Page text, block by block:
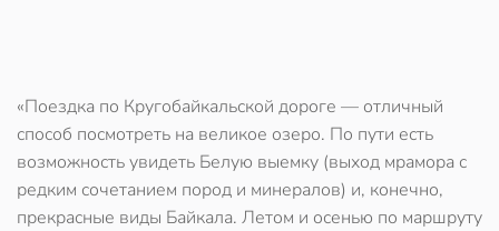
«Поездка по Кругобайкальской дороге — отличный
способ посмотреть на великое озеро. По пути есть
возможность увидеть Белую выемку (выход мрамора с
редким сочетанием пород и минералов) и, конечно,
прекрасные виды Байкала. Летом и осенью по маршруту